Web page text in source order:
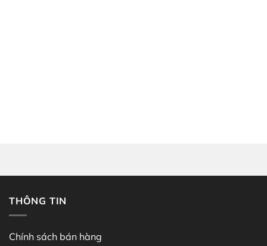
THÔNG TIN
Chính sách bán hàng